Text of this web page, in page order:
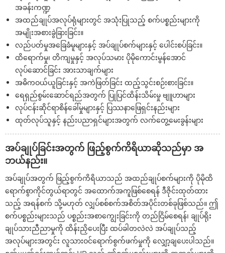
အခန်းကဏ္ဍ
အထည်ချုပ်အလုပ်ရုံများတွင် အသုံးပြုသည့် စက်ပစ္စည်းများကို
အမျိုးအစားခွဲခြားခြင်း။
လည်ပတ်မှုအခြေခံမူများနှင့် အပ်ချုပ်စက်များနှင့် ပေါင်းစပ်ခြင်း။
ထိရောက်မှု၊ တိကျမှုနှင့် အလုပ်သမား ပိုမိုကောင်းမွန်အောင်
လုပ်ဆောင်ခြင်း အားသာချက်များ
အဓိကဝယ်ယူခြင်းနှင့် အကဲဖြတ်ခြင်း ထည့်သွင်းစဉ်းစားခြင်း။
ရေရှည်စွမ်းဆောင်ရည်အတွက် ပြုပြင်ထိန်းသိမ်းမှု ဗျူဟာများ
လုပ်ငန်းဆိုင်ရာစိန်ခေါ်မှုများနှင့် ပြဿနာဖြေရှင်းနည်းများ
ထုတ်လုပ်သူနှင့် နည်းပညာရှင်များအတွက် လက်တွေ့မေးခွန်းများ
အပ်ချုပ်ခြင်းအတွက် ဖြည့်စွက်ကိရိယာဆိုသည်မှာ အ
ဘယ်နည်း။
အပ်ချုပ်အတွက် ဖြည့်စွက်ကိရိယာသည် အထည်ချုပ်စက်များကို ပိုမိုထိ
ရောက်စွာကိုင်တွယ်ရာတွင် အထောက်အကူဖြစ်စေရန် ဒီဇိုင်းထုတ်ထား
သည့် အရန်စက် သို့မဟုတ် လျှပ်စစ်စက်အစိတ်အပိုင်းတစ်ခုဖြစ်သည်။ ဤ
စက်ပစ္စည်းများသည် ပစ္စည်းအစာကျွေးခြင်းကို တည်ငြိမ်စေရန်၊ ချုပ်ရိုး
ချုပ်သားညီညာမှုကို ထိန်းညှိပေးပြီး ထပ်ခါတလဲလဲ အပ်ချုပ်သည့်
အလုပ်များအတွင်း လူသားဝင်ရောက်စွက်ဖက်မှုကို လျှော့ချပေးပါသည်။